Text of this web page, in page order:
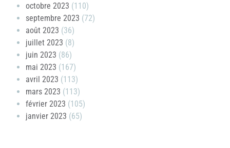
octobre 2023 (110)
septembre 2023 (72)
août 2023 (36)
juillet 2023 (8)
juin 2023 (86)
mai 2023 (167)
avril 2023 (113)
mars 2023 (113)
février 2023 (105)
janvier 2023 (65)